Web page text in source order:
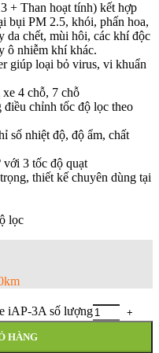
+ Than hoạt tính) kết hợp
bụi PM 2.5, khói, phấn hoa,
da chết, mùi hôi, các khí độc
ô nhiễm khí khác.
giúp loại bỏ virus, vi khuẩn
4 chỗ, 7 chỗ
điều chỉnh tốc độ lọc theo
số nhiệt độ, độ ẩm, chất
với 3 tốc độ quạt
thiết kế chuyên dùng tại
lọc
iAP-3A số lượng
HÀNG